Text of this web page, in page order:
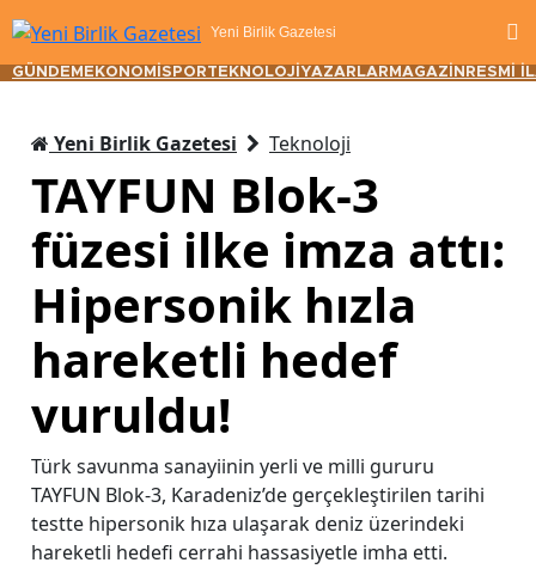
Yeni Birlik Gazetesi
GÜNDEM EKONOMİ SPORTEKNOLOJİ YAZARLAR MAGAZİN RESMİ
Yeni Birlik Gazetesi Teknoloji
TAYFUN Blok-3
füzesi ilke imza attı:
Hipersonik hızla
hareketli hedef
vuruldu!
Türk savunma sanayiinin yerli ve milli gururu
TAYFUN Blok-3, Karadeniz’de gerçekleştirilen tarihi
testte hipersonik hıza ulaşarak deniz üzerindeki
hareketli hedefi cerrahi hassasiyetle imha etti.